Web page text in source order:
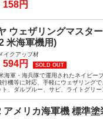
158円
ウェザリングマスター
米海軍機用)
イクアップ材
594円 SOLD OUT
海軍・海兵隊で運用されたネイビー
行機等に対応、手軽にウェザリングで
ト、ダルブルー、サビ、ライトグリ
アメリカ海軍機 標準塗